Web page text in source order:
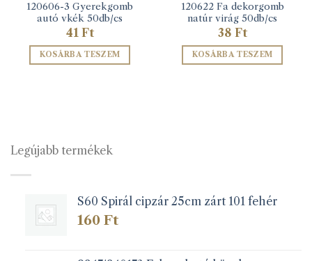
120606-3 Gyerekgomb
autó vkék 50db/cs
41 Ft
KOSÁRBA TESZEM
120622 Fa dekorgomb
natúr virág 50db/cs
38 Ft
KOSÁRBA TESZEM
Legújabb termékek
S60 Spirál cipzár 25cm zárt 101 fehér
160 Ft